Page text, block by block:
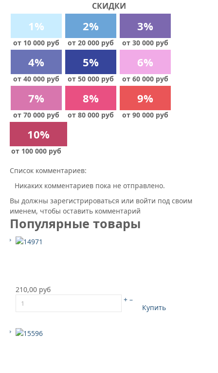
СКИДКИ
1%
от 10 000 руб
2%
от 20 000 руб
3%
от 30 000 руб
4%
от 40 000 руб
5%
от 50 000 руб
6%
от 60 000 руб
7%
от 70 000 руб
8%
от 80 000 руб
9%
от 90 000 руб
10%
от 100 000 руб
Список комментариев:
Никаких комментариев пока не отправлено.
Вы должны зарегистрироваться или войти под своим
именем, чтобы оставить комментарий
Популярные товары
210,00 руб
+ –
Купить